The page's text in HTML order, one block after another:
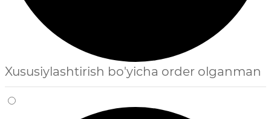
Xususiylashtirish bo'yicha order olganman